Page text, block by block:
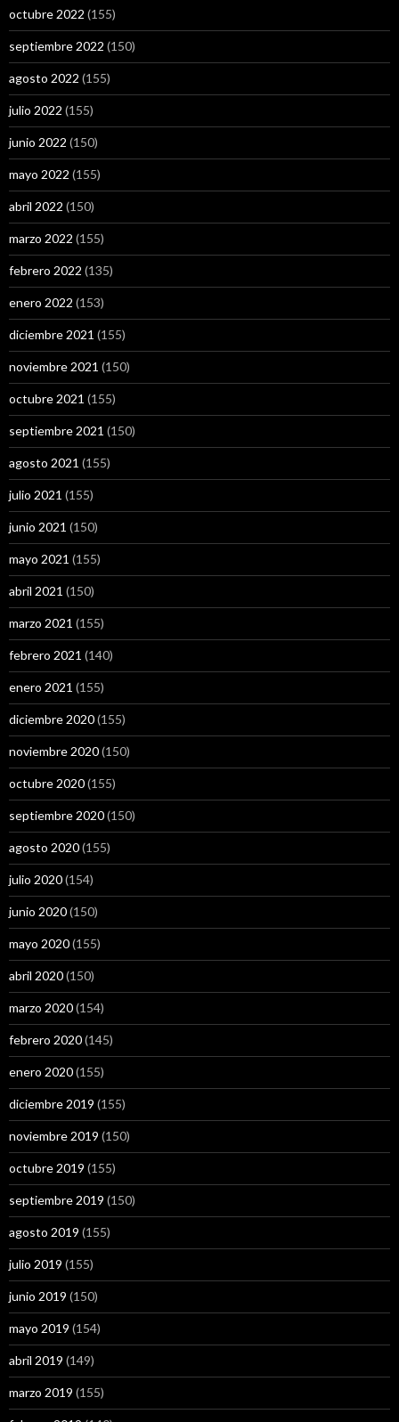
octubre 2022 (155)
septiembre 2022 (150)
agosto 2022 (155)
julio 2022 (155)
junio 2022 (150)
mayo 2022 (155)
abril 2022 (150)
marzo 2022 (155)
febrero 2022 (135)
enero 2022 (153)
diciembre 2021 (155)
noviembre 2021 (150)
octubre 2021 (155)
septiembre 2021 (150)
agosto 2021 (155)
julio 2021 (155)
junio 2021 (150)
mayo 2021 (155)
abril 2021 (150)
marzo 2021 (155)
febrero 2021 (140)
enero 2021 (155)
diciembre 2020(155)
noviembre 2020(150)
octubre 2020(155)
septiembre 2020(150)
agosto 2020(155)
julio 2020(154)
junio 2020(150)
mayo 2020(155)
abril 2020(150)
marzo 2020(154)
febrero 2020(145)
enero 2020(155)
diciembre 2019 (155)
noviembre 2019 (150)
octubre 2019 (155)
septiembre 2019 (150)
agosto 2019 (155)
julio 2019 (155)
junio 2019 (150)
mayo 2019 (154)
abril 2019 (149)
marzo 2019 (155)